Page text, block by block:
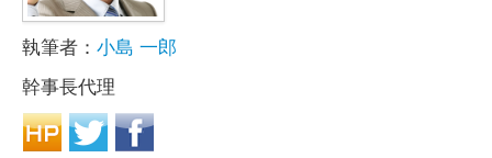
執筆者： 小島 一郎
幹事長代理